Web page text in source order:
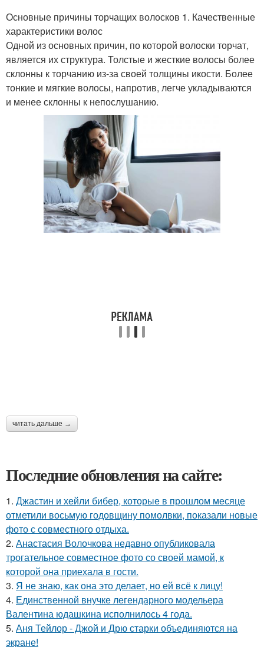
Основные причины торчащих волосков 1. Качественные
характеристики волос
Одной из основных причин, по которой волоски торчат,
является их структура. Толстые и жесткие волосы более
склонны к торчанию из-за своей толщины икости. Более
тонкие и мягкие волосы, напротив, легче укладываются
и менее склонны к непослушанию.
читать дальше →
Последние обновления на сайте:
1. Джастин и хейли бибер, которые в прошлом месяце
отметили восьмую годовщину помолвки, показали новые
фото с совместного отдыха.
2. Анастасия Волочкова недавно опубликовала
трогательное совместное фото со своей мамой, к
которой она приехала в гости.
3. Я не знаю, как она это делает, но ей всё к лицу!
4. Единственной внучке легендарного модельера
Валентина юдашкина исполнилось 4 года.
5. Аня Тейлор - Джой и Дрю старки объединяются на
экране!